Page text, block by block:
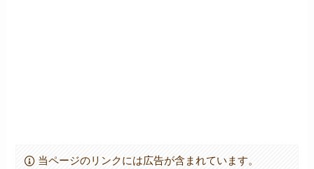
当ページのリンクには広告が含まれています。